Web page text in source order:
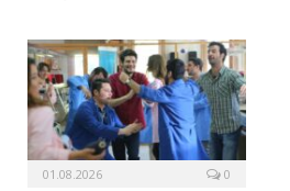
01.08.2026 0